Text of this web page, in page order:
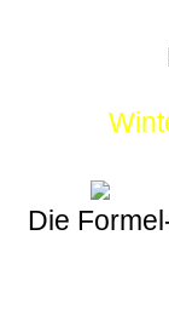
Die